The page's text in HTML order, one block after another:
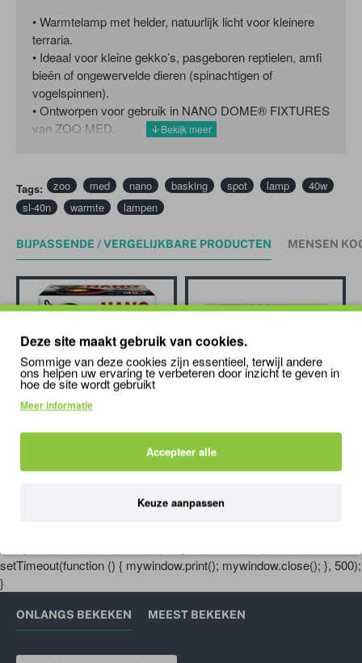
• Warmtelamp met helder, natuurlijk licht voor kleinere
terraria.
• Ideaal voor kleine gekko’s, pasgeboren reptielen, amfi
bieën of ongewervelde dieren (spinachtigen of
vogelspinnen).
• Ontworpen voor gebruik in NANO DOME® FIXTURES
van ZOO MED.
Tags: zoo med nano basking spot lamp
40w
sl-40n
warmte lampen
BIJPASSENDE / VERGELIJKBARE PRODUCTEN MENSEN
Zoo Med Nano Dome Lamp Fixture
24,49 43,73
setTimeout(function () { mywindow.print(); mywindow.close(); }, 500);
}
ONLANGS BEKEKEN MEEST BEKEKEN
Deze site maakt gebruik van cookies.
Sommige van deze cookies zijn essentieel, terwijl andere
ons helpen uw ervaring te verbeteren door inzicht te geven in
hoe de site wordt gebruikt
Meer informatie
Accepteer alle
Keuze aanpassen